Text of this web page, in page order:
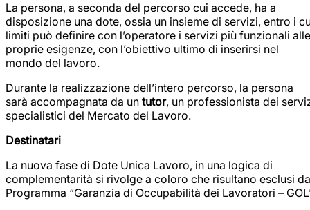
La persona, a seconda del percorso cui accede, ha a
disposizione una dote, ossia un insieme di servizi, entro i
limiti può definire con l’operatore i servizi più funzionali alle
proprie esigenze, con l’obiettivo ultimo di inserirsi nel
mondo del lavoro.
Durante la realizzazione dell’intero percorso, la persona
sarà accompagnata da un tutor, un professionista dei
specialistici del Mercato del Lavoro.
Destinatari
La nuova fase di Dote Unica Lavoro, in una logica di
complementarità si rivolge a coloro che risultano esclusi
Programma “Garanzia di Occupabilità dei Lavoratori –